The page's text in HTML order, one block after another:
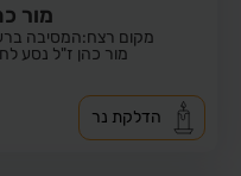
מור
מקום רצח:המסיבה
מור כהן ז"ל נסע
הדלקת נר